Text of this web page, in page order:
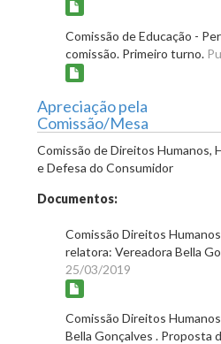
Comissão de Educação -
comissão. Primeiro turno.
Apreciação pela
Comissão/Mesa
Comissão de Direitos Humanos,
e Defesa do Consumidor
Documentos:
Comissão Direitos
relatora: Vereadora Bella
25/03/2019
Comissão Direitos
Bella Gonçalves . Proposta